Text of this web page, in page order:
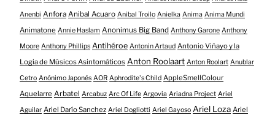
Anenbi Anfora Anibal Acuaro Anibal Troilo Anielka Anima Anima Mundi
Animatone Annie Haslam Anonimus Big Band Anthony Garone Anthony
Moore Anthony Phillips Antihéroe Antonin Artaud Antonio Viñayo y la
Logia de Músicos Asintomáticos Anton Roolaart Anton Roolart Anublar
Cetro Anónimo Japonés AOR Aphrodite's Child AppleSmellColour
Aquelarre Arbatel Arcabuz Arc Of Life Argovia Ariadna Project Ariel
Aguilar Ariel Darío Sanchez Ariel Dogliotti Ariel Gayoso Ariel Loza Ariel